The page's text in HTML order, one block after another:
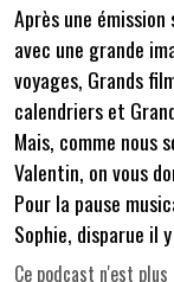
Après une
avec une grande
voyages, Grands
calendriers et
Mais, comme nous
Valentin, on vous
Pour la pause
Sophie, disparue il
Ce podcast n'est